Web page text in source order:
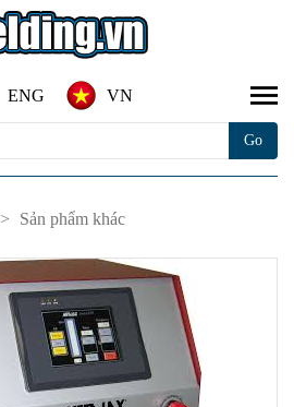
ENG VN
> Sản phẩm khác